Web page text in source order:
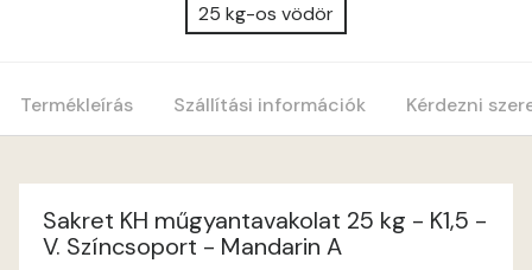
Apple A
Ocher A
25 kg-os vödör
Termékleírás Szállítási információk Kérdezni
Sakret KH műgyantavakolat 25 kg - K1,5 -
V. Színcsoport - Mandarin A